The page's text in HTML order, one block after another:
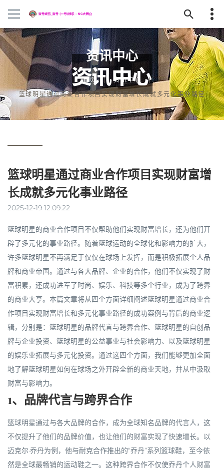
资讯中心
首页
资讯中心
篮球明星通过商业合作项目实现财富增长成就多元化事业路径
篮球明星通过商业合作项目实现财富增
长成就多元化事业路径
2025-12-19 12:09:22
篮球明星的商业合作项目不仅帮助他们实现财富增长，还为他们开
辟了多元化的事业路径。随着篮球运动的全球化和影响力的扩大，
许多篮球明星不再满足于仅仅在球场上发挥，而是积极拓展个人品
牌和商业帝国。通过与各大品牌、企业的合作，他们不仅实现了财
富积累，还成功进军了时尚、娱乐、科技等多个行业，成为了跨界
的商业大亨。本篇文章将从四个方面详细阐述篮球明星通过商业合
作项目实现财富增长和多元化事业路径的成功案例与背后的商业逻
辑，分别是：篮球明星的品牌代言与跨界合作、篮球明星的自创品
牌与企业投资、篮球明星的公益事业与社会影响力、以及篮球明星
的娱乐业拓展与多元化投资。通过这四个方面，我们能够更加全面
地了解篮球明星如何在球场之外开辟全新的商业天地，并从中汲取
财富与影响力。
1、品牌代言与跨界合作
篮球明星通过与各大品牌的合作，成为全球知名品牌的代言人，这
不仅提升了他们的品牌价值，也让他们的财富实现了快速增长。以
迈克尔·乔丹为例，他与耐克合作推出的“乔丹”系列篮球鞋，至今依
然是全球最畅销的运动鞋之一。这种跨界合作不仅使乔丹个人财富